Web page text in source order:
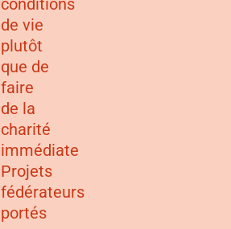
conditions
de vie
plutôt
que de
faire
de la
charité
immédiate
Projets
fédérateurs
portés